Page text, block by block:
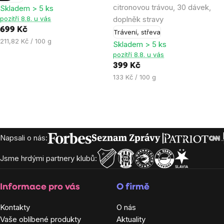
4,4
z
5
hvězdiček.
Skladem > 5 ks
pozítří 8.8. u vás
699 Kč
Měrná
211,82 Kč / 100 g
citronovou trávou, 30 dávek,
doplněk stravy
Trávení, střeva
4,6
z
5
hvězdiček.
Skladem > 5 ks
pozítří 8.8. u vás
399 Kč
Měrná
133 Kč / 100 g
Zápatí
Napsali o nás:
Jsme hrdými partnery klubů:
Informace pro vás
Kontakty
Vaše oblíbené produkty
O firmě
O nás
Aktuality